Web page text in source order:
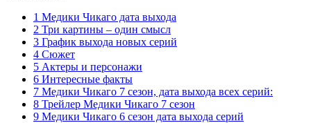
1 Медики Чикаго дата выхода
2 Три картины – один смысл
3 График выхода новых серий
4 Сюжет
5 Актеры и персонажи
6 Интересные факты
7 Медики Чикаго 7 сезон, дата выхода всех серий:
8 Трейлер Медики Чикаго 7 сезон
9 Медики Чикаго 6 сезон дата выхода серий